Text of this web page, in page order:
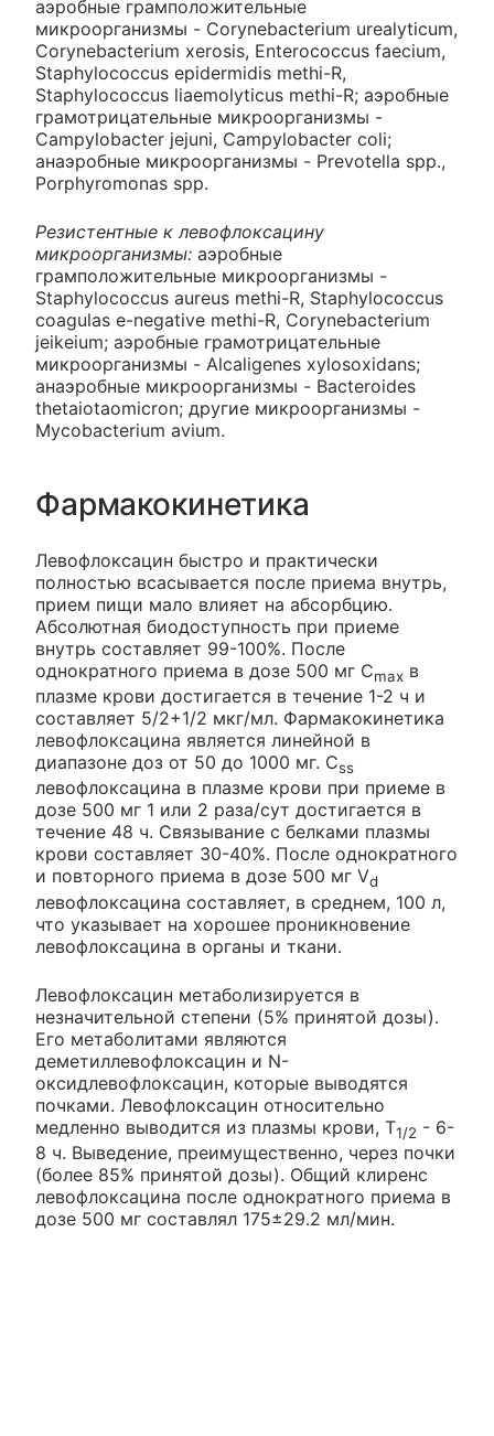
аэробные грамположительные
микроорганизмы - Corynebacterium urealyticum,
Corynebacterium xerosis, Enterococcus faecium,
Staphylococcus epidermidis methi-R,
Staphylococcus liaemolyticus methi-R; аэробные
грамотрицательные микроорганизмы -
Campylobacter jejuni, Campylobacter coli;
анаэробные микроорганизмы - Prevotella spp.,
Porphyromonas spp.
Резистентные к левофлоксацину
микроорганизмы: аэробные
грамположительные микроорганизмы -
Staphylococcus aureus methi-R, Staphylococcus
coagulas e-negative methi-R, Corynebacterium
jeikeium; аэробные грамотрицательные
микроорганизмы - Alcaligenes xylosoxidans;
анаэробные микроорганизмы - Bacteroides
thetaiotaomicron; другие микроорганизмы -
Mycobacterium avium.
Фармакокинетика
Левофлоксацин быстро и практически
полностью всасывается после приема внутрь,
прием пищи мало влияет на абсорбцию.
Абсолютная биодоступность при приеме
внутрь составляет 99-100%. После
однократного приема в дозе 500 мг Cmax в
плазме крови достигается в течение 1-2 ч и
составляет 5/2+1/2 мкг/мл. Фармакокинетика
левофлоксацина является линейной в
диапазоне доз от 50 до 1000 мг. Css
левофлоксацина в плазме крови при приеме в
дозе 500 мг 1 или 2 раза/сут достигается в
течение 48 ч. Связывание с белками плазмы
крови составляет 30-40%. После однократного
и повторного приема в дозе 500 мг Vd
левофлоксацина составляет, в среднем, 100 л,
что указывает на хорошее проникновение
левофлоксацина в органы и ткани.
Левофлоксацин метаболизируется в
незначительной степени (5% принятой дозы).
Его метаболитами являются
деметиллевофлоксацин и N-
оксидлевофлоксацин, которые выводятся
почками. Левофлоксацин относительно
медленно выводится из плазмы крови, Т1/2 - 6-
8 ч. Выведение, преимущественно, через почки
(более 85% принятой дозы). Общий клиренс
левофлоксацина после однократного приема в
дозе 500 мг составлял 175±29.2 мл/мин.